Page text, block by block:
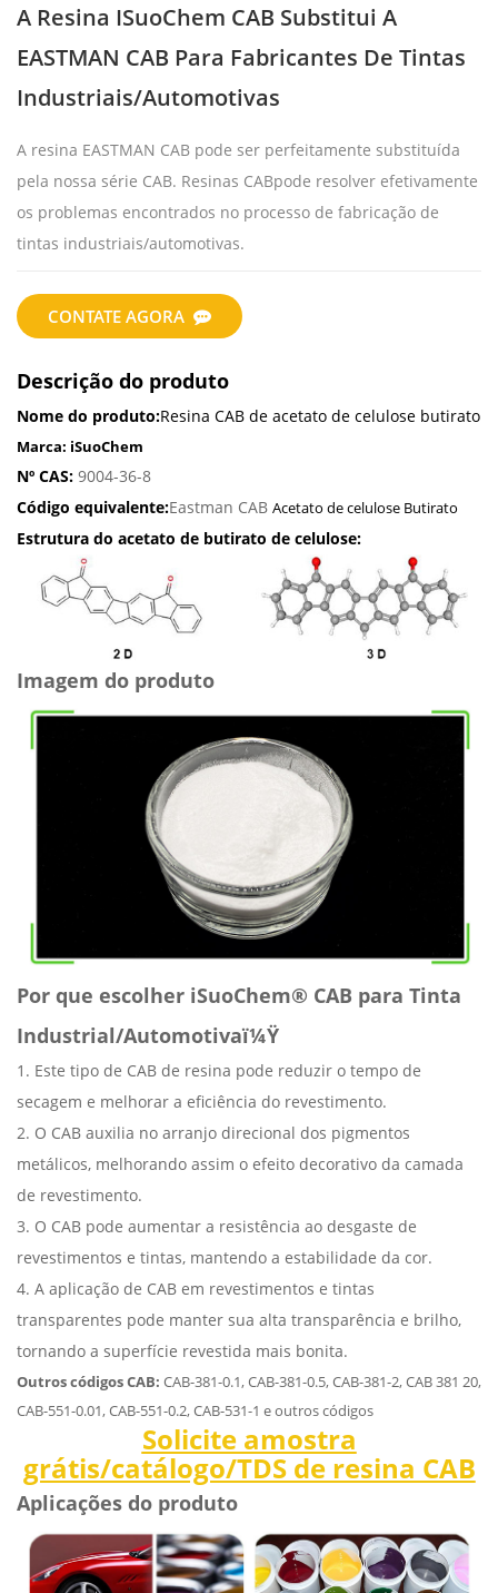
A Resina ISuoChem CAB Substitui A
EASTMAN CAB Para Fabricantes De Tintas
Industriais/automotivas
A resina EASTMAN CAB pode ser perfeitamente substituída
pela nossa série CAB. Resinas CABpode resolver efetivamente
os problemas encontrados no processo de fabricação de
tintas industriais/automotivas.
CONTATE AGORA
Descrição do produto
Nome do produto:Resina CAB de acetato de celulose butirato
Marca: iSuoChem
Nº CAS: 9004-36-8
Código equivalente:Eastman CAB Acetato de celulose Butirato
Estrutura do acetato de butirato de celulose:
Imagem do produto
Por que escolher iSuoChem® CAB para Tinta
Industrial/Automotivaï¼Ÿ
1. Este tipo de CAB de resina pode reduzir o tempo de
secagem e melhorar a eficiência do revestimento.
2. O CAB auxilia no arranjo direcional dos pigmentos
metálicos, melhorando assim o efeito decorativo da camada
de revestimento.
3. O CAB pode aumentar a resistência ao desgaste de
revestimentos e tintas, mantendo a estabilidade da cor.
4. A aplicação de CAB em revestimentos e tintas
transparentes pode manter sua alta transparência e brilho,
tornando a superfície revestida mais bonita.
Outros códigos CAB: CAB-381-0.1, CAB-381-0.5, CAB-381-2, CAB 381 20,
CAB-551-0.01, CAB-551-0.2, CAB-531-1 e outros códigos
Solicite amostra
grátis/catálogo/TDS de resina CAB
Aplicações do produto